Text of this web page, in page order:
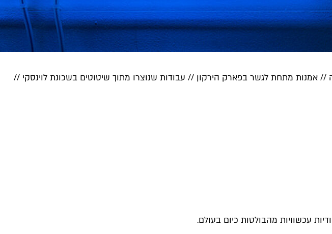
אמנות מתחת לגשר בפארק הירקון // עבודות שנוצרו מתוך שיטוטים בשכונת לוינסקי //
עכשוויות מהבולטות כיום בעולם.